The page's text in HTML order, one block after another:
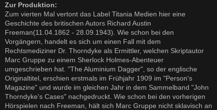
Zur Produktion:
Zum vierten Mal vertont das Label Titania Medien hier eine
Geschichte des britischen Autors Richard Austin
Freeman(11.04.1862 - 28.09.1943). Wie schon bei den
Vorgängern, handelt es sich um einen Fall mit dem
Rechtsmediziner Dr. Thorndyke als Ermittler, welchen Skriptautor
Marc Gruppe zu einem Sherlock Holmes-Abenteuer
umgeschrieben hat. "The Aluminium Dagger", so der englische
Originaltitel, erschien erstmals im Frühjahr 1909 im "Person's
Magazine" und wurde im gleichen Jahr in dem Sammelband "John
Thorndyke's Cases" nachgedruckt. Wie schon bei den vorherigen
Hörspielen nach Freeman, hält sich Marc Gruppe nicht sklavisch an